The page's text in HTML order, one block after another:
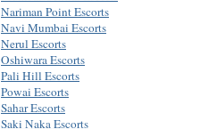
Nariman Point Escorts
Navi Mumbai Escorts
Nerul Escorts
Oshiwara Escorts
Pali Hill Escorts
Powai Escorts
Sahar Escorts
Saki Naka Escorts